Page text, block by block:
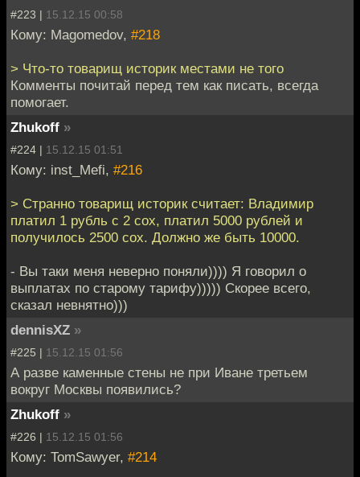
#223 | 15.12.15 00:58
Кому: Magomedov, #218
> Что-то товарищ историк местами не того
Комменты почитай перед тем как писать, всегда
помогает.
Zhukoff »
#224 | 15.12.15 01:51
Кому: inst_Mefi, #216
> Странно товарищ историк считает: Владимир
платил 1 рубль с 2 сох, платил 5000 рублей и
получилось 2500 сох. Должно же быть 10000.
- Вы таки меня неверно поняли)))) Я говорил о
выплатах по старому тарифу))))) Скорее всего,
сказал невнятно)))
dennisXZ »
#225 | 15.12.15 01:56
А разве каменные стены не при Иване третьем
вокруг Москвы появились?
Zhukoff »
#226 | 15.12.15 01:56
Кому: TomSawyer, #214